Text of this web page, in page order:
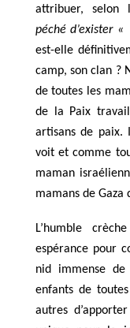
attribuer, selon
péché d’exister «
est-elle
camp, son clan ?
de toutes les
de la Paix
artisans de paix.
voit et comme
maman
mamans de Gaza
L’humble
espérance pour
nid immense
enfants de
autres